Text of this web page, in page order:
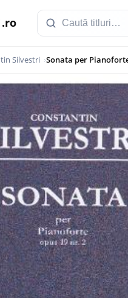
Silvestri Sonata per